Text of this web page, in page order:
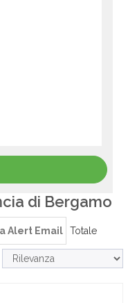
di Bergamo
Alert Email Totale